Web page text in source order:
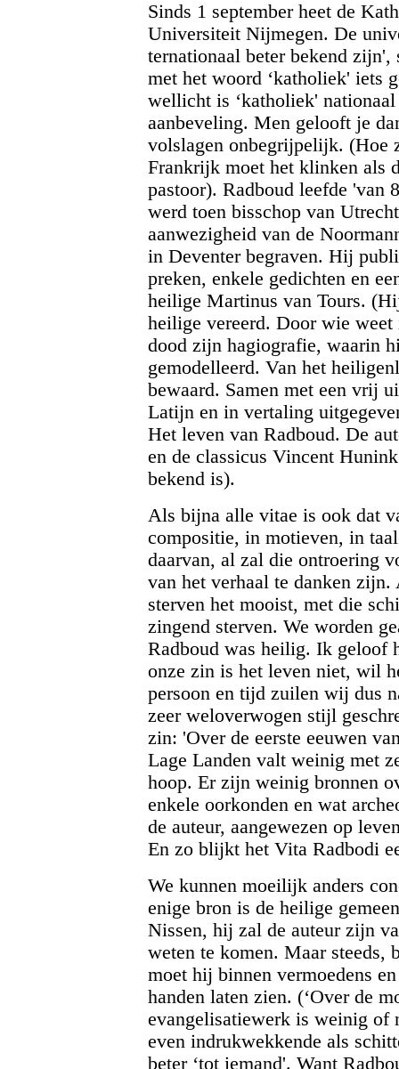
Sinds 1 september heet de
Universiteit Nijmegen. De
ternationaal beter bekend
met het woord ‘katholiek' iets
wellicht is ‘katholiek'
aanbeveling. Men gelooft je
volslagen onbegrijpelijk. (Hoe
Frankrijk moet het klinken als
pastoor). Radboud leefde
werd toen bisschop van
aanwezigheid van de
in Deventer begraven. Hij
preken, enkele gedichten en
heilige Martinus van Tours.
heilige vereerd. Door wie
dood zijn hagiografie, waarin
gemodelleerd. Van het
bewaard. Samen met een vrij
Latijn en in vertaling
Het leven van Radboud. De
en de classicus Vincent
bekend is).
Als bijna alle vitae is ook dat
compositie, in motieven, in
daarvan, al zal die ontroering
van het verhaal te danken
sterven het mooist, met die
zingend sterven. We worden
Radboud was heilig. Ik geloof
onze zin is het leven niet, wil
persoon en tijd zuilen wij dus
zeer weloverwogen stijl
zin: 'Over de eerste eeuwen
Lage Landen valt weinig met
hoop. Er zijn weinig bronnen
enkele oorkonden en wat
de auteur, aangewezen op
En zo blijkt het Vita Radbodi
We kunnen moeilijk anders
enige bron is de heilige
Nissen, hij zal de auteur zijn
weten te komen. Maar steeds,
moet hij binnen vermoedens
handen laten zien. (‘Over de
evangelisatiewerk is weinig of
even indrukwekkende als
beter ‘tot iemand'. Want